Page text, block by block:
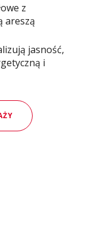
z
areszą
jasność,
i